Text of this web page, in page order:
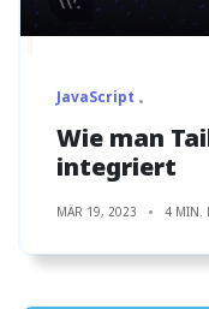
JavaScript
Wie man
integriert
MÄR 19, 2023 4 MIN.